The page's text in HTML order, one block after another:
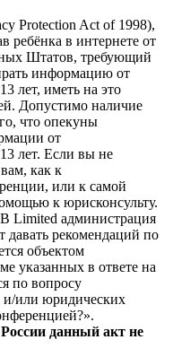
Protection Act of 1998),
ребёнка в интернете от
Штатов, требующий
информацию от
лет, иметь на это
Допустимо наличие
что опекуны
от
лет. Если вы не
как к
или к самой
к юрисконсульту.
Limited администрация
рекомендаций по
объектом
указанных в ответе на
по вопросу
и/или юридических
данный акт не